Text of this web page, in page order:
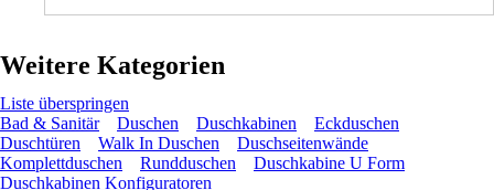
Weitere Kategorien
Liste überspringen
Bad & Sanitär
Duschen Duschkabinen
Eckduschen
Duschtüren
Walk In Duschen
Duschseitenwände
Komplettduschen
Rundduschen
Duschkabine U Form
Duschkabinen Konfiguratoren